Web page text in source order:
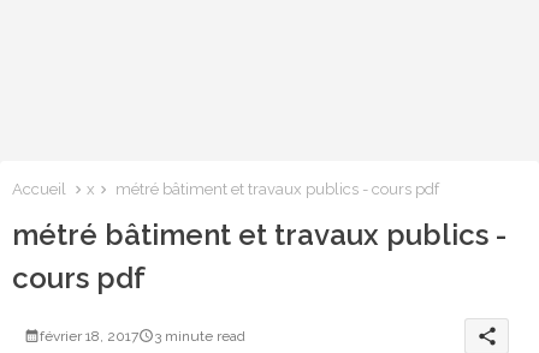
Accueil x métré bâtiment et travaux publics - cours pdf
métré bâtiment et travaux publics -
cours pdf
février 18, 2017 3 minute read share